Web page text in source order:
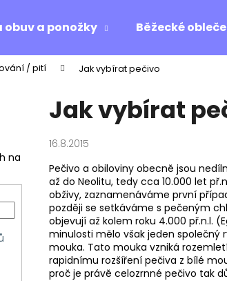
obuv a ponožky Běžecké
/ pití Jak vybírat pečivo
na
Jak vybírat
16.8.2015
Pečivo a obiloviny obecně jsou
až do Neolitu, tedy cca 10.000 let
obživy, zaznamenáváme první
později se setkáváme s pečeným
objevují až kolem roku 4.000 př.n.l.
minulosti mělo však jeden společný
mouka. Tato mouka vzniká
rapidnímu rozšíření pečiva z bílé
proč je právě celozrnné pečivo tak
Co potřebujete
Doporučujeme